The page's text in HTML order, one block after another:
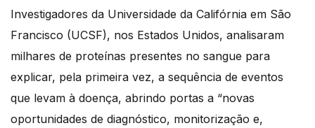
Investigadores da Universidade da Califórnia em São
Francisco (UCSF), nos Estados Unidos, analisaram
milhares de proteínas presentes no sangue para
explicar, pela primeira vez, a sequência de eventos
que levam à doença, abrindo portas a “novas
oportunidades de diagnóstico, monitorização e,